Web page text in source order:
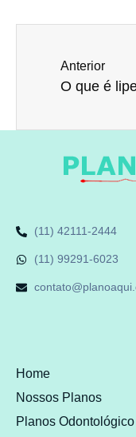
Anterior
(11) 42111-2444
(11) 99291-6023
Home
Nossos Planos
Planos Odontológico